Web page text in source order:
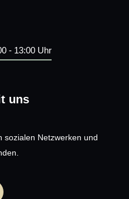
- 13:00 Uhr
uns
sozialen Netzwerken und